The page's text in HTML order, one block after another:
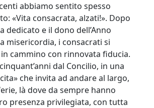
abbiamo sentito spesso
«Vita consacrata, alzati!». Dopo
dedicato e il dono dell’Anno
misericordia, i consacrati si
cammino con rinnovata fiducia.
dal Concilio, in una
che invita ad andare al largo,
là dove da sempre hanno
presenza privilegiata, con tutta